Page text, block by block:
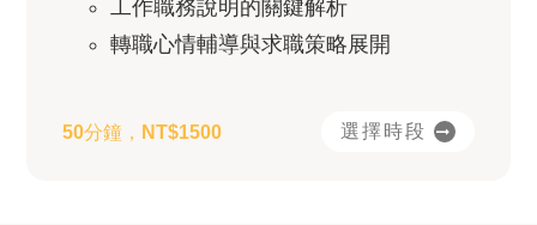
工作職務說明的關鍵解析
轉職心情輔導與求職策略展開
50分鐘，NT$1500 選擇時段